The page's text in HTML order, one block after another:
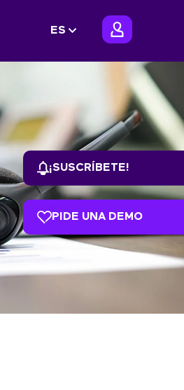
ES
¡SUSCRÍBETE!
PIDE UNA DEMO